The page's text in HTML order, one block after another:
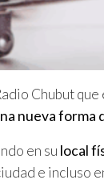
Chubut
nueva forma
en su local
e incluso